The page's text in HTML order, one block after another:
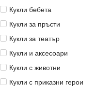
Кукли бебета
Кукли за пръсти
Кукли за театър
Кукли и аксесоари
Кукли с животни
Кукли с приказни герои